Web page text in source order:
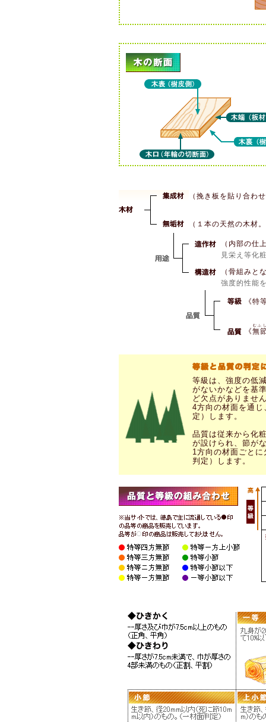
（挽き板を貼り合わ
（１本の天然の木材
（内部の仕
見栄え等化
（骨組みと
強度的性能
《特
《無
むふ
等級は、強度の低
がないかなどを基
ど欠点がありませ
4方向の材面を通
定）します。
品質は従来から化
が設けられ、節が
1方向の材面ごと
判定）します。